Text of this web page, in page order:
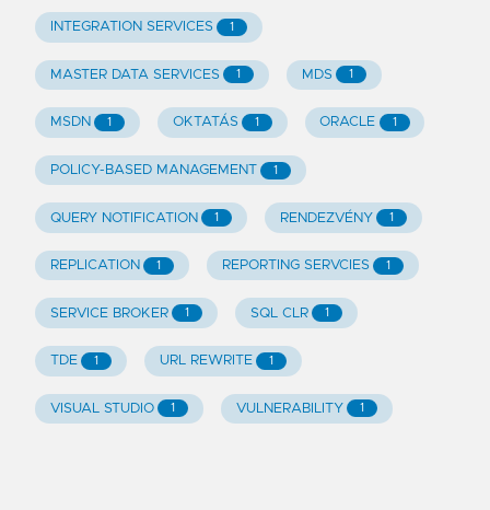
INTEGRATION SERVICES 1
MASTER DATA SERVICES 1 MDS 1
MSDN 1 OKTATÁS 1 ORACLE 1
POLICY-BASED MANAGEMENT 1
QUERY NOTIFICATION 1 RENDEZVÉNY 1
REPLICATION 1 REPORTING SERVCIES 1
SERVICE BROKER 1 SQL CLR 1
TDE 1 URL REWRITE 1
VISUAL STUDIO 1 VULNERABILITY 1